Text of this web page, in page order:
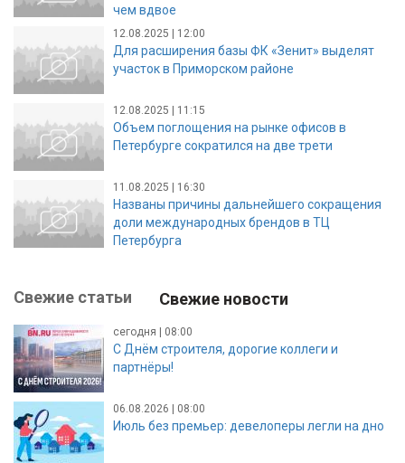
чем вдвое
12.08.2025 | 12:00
Для расширения базы ФК «Зенит» выделят
участок в Приморском районе
12.08.2025 | 11:15
Объем поглощения на рынке офисов в
Петербурге сократился на две трети
11.08.2025 | 16:30
Названы причины дальнейшего сокращения
доли международных брендов в ТЦ
Петербурга
Свежие статьи Свежие новости
сегодня | 08:00
С Днём строителя, дорогие коллеги и
партнёры!
06.08.2026 | 08:00
Июль без премьер: девелоперы легли на дно